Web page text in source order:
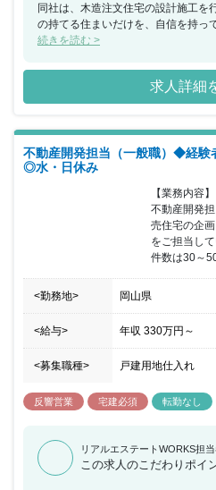
同社は、木造注文住宅の設計施工を
の持てる住まいだけを、自信を持っ
持った敏腕のハウスプランナーが、
探しの段階から完成後のサポートま
マン」で向き合うことにこだわって
ーが最初から最後まで引き継ぎなし
できると自負しています。今回、業
産開発担当の管理職ををすることと
件数は30件～50件程度です。休日は
ン・オフを切り替えることができ仕
ことが可能です。自分の思いとお客
のいく家を建てたいという熱意の
営業経験をいかして働きたいとい
境コンセプト型の分譲地開発による
域への貢献ややりがいを感じられる
続きを読む >
求人詳細
不動産開発担当（一般職）◆経験
◎水・日休み
【業務内容】
不動産開発
売住宅の企
をご担当し
件数は30～50
<勤務地> 岡山県
<給与> 年収 330万円 ～
<募集職種> 戸建用地仕入れ
反響営業 宅建必須 転勤なし
リアルエステートWORKS担
この求人のこだわりポイ